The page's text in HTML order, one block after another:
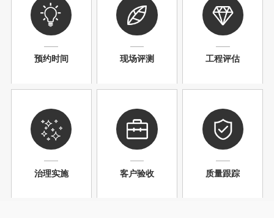
预约时间 现场评测 工程评估
治理实施 客户验收 质量跟踪